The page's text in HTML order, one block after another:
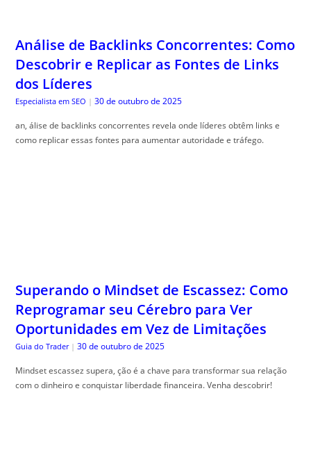
Análise de Backlinks Concorrentes: Como
Descobrir e Replicar as Fontes de Links
dos Líderes
Especialista em SEO | 30 de outubro de 2025
an, álise de backlinks concorrentes revela onde líderes obtêm links e
como replicar essas fontes para aumentar autoridade e tráfego.
Superando o Mindset de Escassez: Como
Reprogramar seu Cérebro para Ver
Oportunidades em Vez de Limitações
Guia do Trader | 30 de outubro de 2025
Mindset escassez supera, ção é a chave para transformar sua relação
com o dinheiro e conquistar liberdade financeira. Venha descobrir!